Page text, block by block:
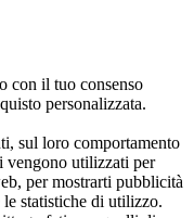
con il tuo consenso
personalizzata.
sul loro comportamento
vengono utilizzati per
per mostrarti pubblicità
statistiche di utilizzo.